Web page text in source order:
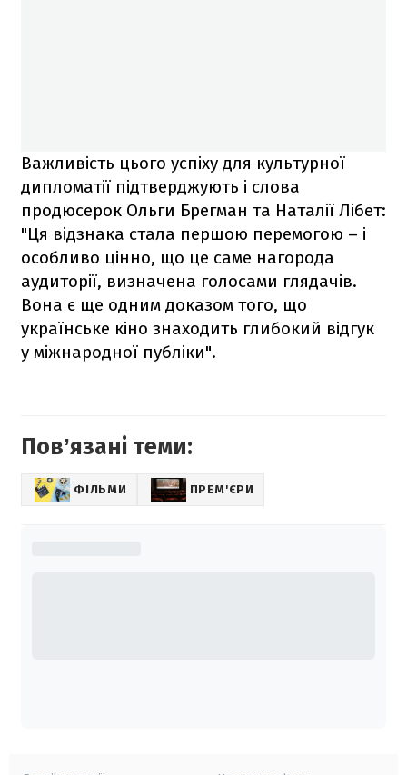
Важливість цього успіху для культурної
дипломатії підтверджують і слова
продюсерок Ольги Брегман та Наталії Лібет:
"Ця відзнака стала першою перемогою – і
особливо цінно, що це саме нагорода
аудиторії, визначена голосами глядачів.
Вона є ще одним доказом того, що
українське кіно знаходить глибокий відгук
у міжнародної публіки".
Повʼязані теми:
ФІЛЬМИ ПРЕМ'ЄРИ